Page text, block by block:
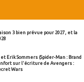
3 bien prévue pour 2027, et la
Erik Sommers (Spider-Man : Brand
sur l'écriture de Avengers :
Wars